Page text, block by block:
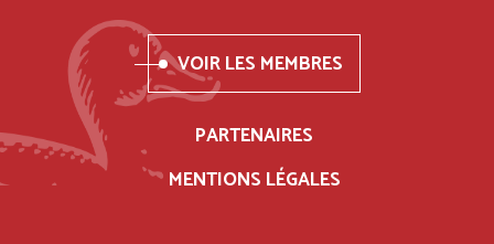
VOIR LES MEMBRES
PARTENAIRES
MENTIONS LÉGALES